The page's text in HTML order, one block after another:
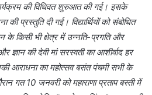
की विधिवत शुरुआत की गई। इसके
की प्रस्तुति दी गई। विद्यार्थियों को संबोधित
किसी भी क्षेत्र में उन्नति-प्रगति और
ज्ञान की देवी मां सरस्वती का आशीर्वाद हर
आराधना का महोत्सव बसंत पंचमी सभी के
गत 10 जनवरी को महाराणा प्रताप बस्ती में